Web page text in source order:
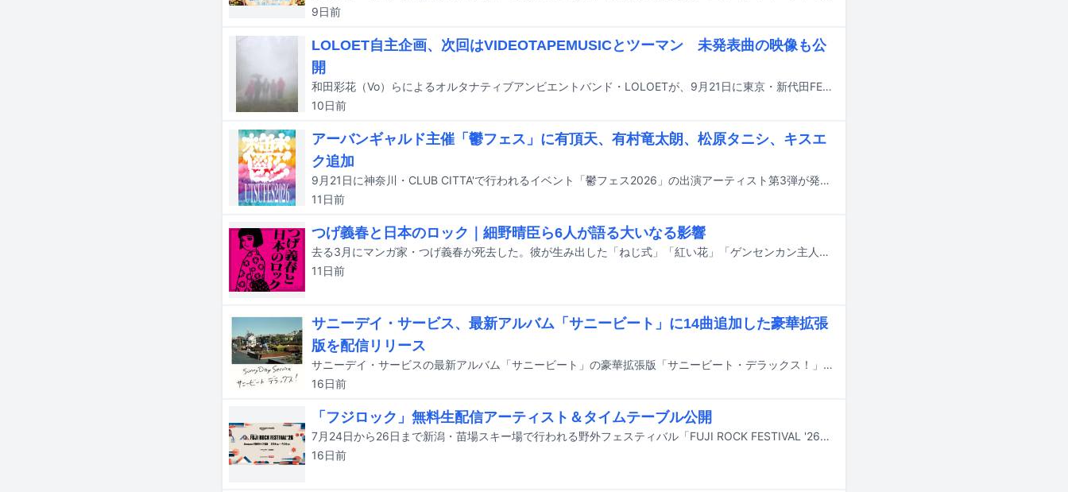
9日前
LOLOET自主企画、次回はVIDEOTAPEMUSICとツーマン 未発表曲の映像も公
開
和田彩花（Vo）らによるオルタナティブアンビエントバンド・LOLOETが、9月21日に東京・新代田FEVERで自主企画「かざかみのほう2」、11月17日に東京・Spotify O-WESTでライブ「小春日和」を開催する。
10日前
アーバンギャルド主催「鬱フェス」に有頂天、有村竜太朗、松原タニシ、キスエ
ク追加
9月21日に神奈川・CLUB CITTA'で行われるイベント「鬱フェス2026」の出演アーティスト第3弾が発表された。
11日前
つげ義春と日本のロック｜細野晴臣ら6人が語る大いなる影響
去る3月にマンガ家・つげ義春が死去した。彼が生み出した「ねじ式」「紅い花」「ゲンセンカン主人」「無能の人」といった名作の数々は、多くの表現者たちに時代を超えて多大なインスピレーションを与え続けてきた。音楽シーンにおいても、“つげ義春的な世界観”を日本語のロックで表現することに挑戦したはっぴいえんどを筆頭に、つげ作品からの影響を公言するアーティストたちが独創性に富んだ楽曲を残している。本稿では、細野晴臣、松本隆、直枝政広（カーネーション）、曽我部恵一（サニーデイ・サービス）、かせきさいだぁ、髙城晶平（cero）といったアーティストたちの言葉をもとに、つげ作品が彼らの音楽にどのような影響を与えたかを掘り下げていく。※細野晴臣の発言はDU BOOKS刊「音楽マンガガイドブック」（2014年）掲載インタビュー（聞き手：松永良平）より、松本隆の発言は文藝春秋・CREA WEB連載「松本隆と歩くぼくの風街」（2023年 / 聞き手：辛島いづみ）より、それぞれ引用。直枝政広、曽我部恵一、かせきさいだぁ、髙城晶平の発言は音楽ナタリー編集部によるメールインタビューより構成。
11日前
サニーデイ・サービス、最新アルバム「サニービート」に14曲追加した豪華拡張
版を配信リリース
サニーデイ・サービスの最新アルバム「サニービート」の豪華拡張版「サニービート・デラックス！」が7月30日に配信リリースされる。
16日前
「フジロック」無料生配信アーティスト＆タイムテーブル公開
7月24日から26日まで新潟・苗場スキー場で行われる野外フェスティバル「FUJI ROCK FESTIVAL '26」より、Amazon Musicアプリ、Prime Video、Twitchでライブ配信されるアーティストとタイムテーブルがフェスの公式サイトにて公開された。
16日前